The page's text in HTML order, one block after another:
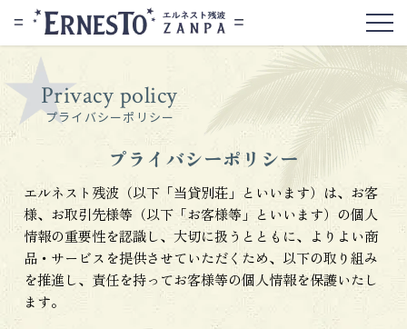
Privacy policy
プライバシーポリシー
プライバシーポリシー
エルネスト残波（以下「当貸別荘」といいます）は、お客
様、お取引先様等（以下「お客様等」といいます）の個人
情報の重要性を認識し、大切に扱うとともに、よりよい商
品・サービスを提供させていただくため、以下の取り組み
を推進し、責任を持ってお客様等の個人情報を保護いたし
ます。